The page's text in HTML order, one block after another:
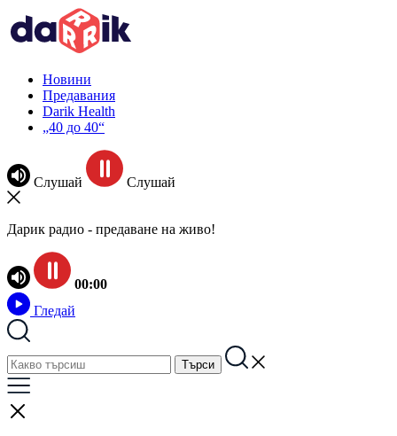
Новини
Предавания
Darik Health
„40 до 40“
Слушай Слушай
Дарик радио - предаване на живо!
00:00
Гледай